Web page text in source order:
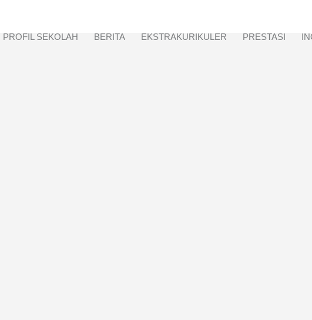
PROFIL SEKOLAH BERITA EKSTRAKURIKULER PRESTASI